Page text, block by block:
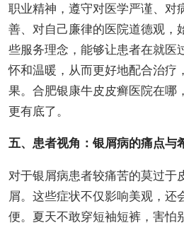
职业精神，遵守对医学严谨、对
善、对自己廉律的医院道德观，
些服务理念，能够让患者在就医
怀和温暖，从而更好地配合治疗
果。合肥银康牛皮皮癣医院在哪
更有底了。
五、患者视角：银屑病的痛点与
对于银屑病患者较痛苦的莫过于
屑。这些症状不仅影响美观，还
便。夏天不敢穿短袖短裤，害怕